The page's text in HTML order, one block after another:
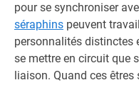
pour se synchroniser
séraphins peuvent
personnalités distinctes
se mettre en circuit que
liaison. Quand ces